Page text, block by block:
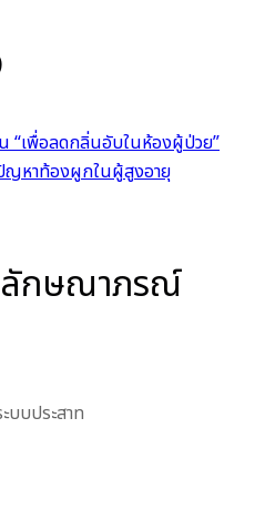
“เพื่อลดกลิ่นอับในห้องผู้ป่วย”
ญหาท้องผูกในผู้สูงอายุ
กษณาภรณ์
บบประสาท